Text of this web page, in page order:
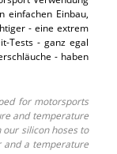
einfachen Einbau,
- eine extrem
Tests - ganz egal
- haben
for motorsports
and temperature
silicon hoses to
and a temperature